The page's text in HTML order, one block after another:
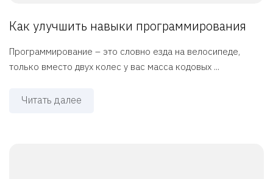
Как улучшить навыки программирования
Программирование – это словно езда на велосипеде,
только вместо двух колес у вас масса кодовых ...
Читать далее